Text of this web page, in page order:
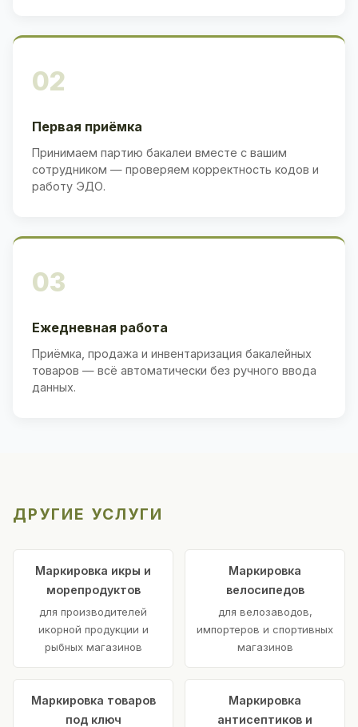
02
Первая приёмка
Принимаем партию бакалеи вместе с вашим
сотрудником — проверяем корректность кодов и
работу ЭДО.
03
Ежедневная работа
Приёмка, продажа и инвентаризация бакалейных
товаров — всё автоматически без ручного ввода
данных.
ДРУГИЕ УСЛУГИ
Маркировка икры и
морепродуктов
для производителей
икорной продукции и
рыбных магазинов
Маркировка
велосипедов
для велозаводов,
импортеров и спортивных
магазинов
Маркировка товаров
под ключ
Маркировка
антисептиков и